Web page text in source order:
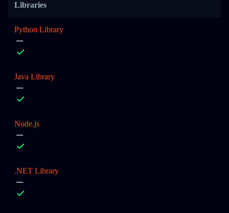
Libraries
Python Library
Java Library
Node.js
.NET Library